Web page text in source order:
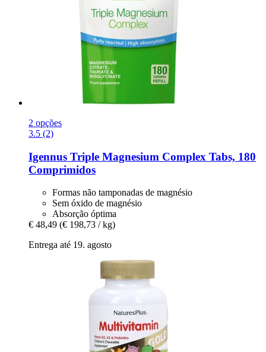
2 opções
3.5 (2)
Igennus Triple Magnesium Complex Tabs, 180
Comprimidos
Formas não tamponadas de magnésio
Sem óxido de magnésio
Absorção óptima
€ 48,49 (€ 198,73 / kg)
Entrega até 19. agosto